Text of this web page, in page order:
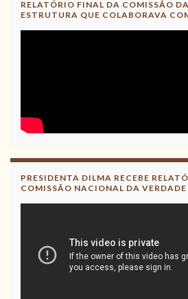
RELATÓRIO FINAL DA COMISSÃO
ESTRUTURA QUE COLABORAVA
PRESIDENTA DILMA RECEBE
COMISSÃO NACIONAL DA VERDADE